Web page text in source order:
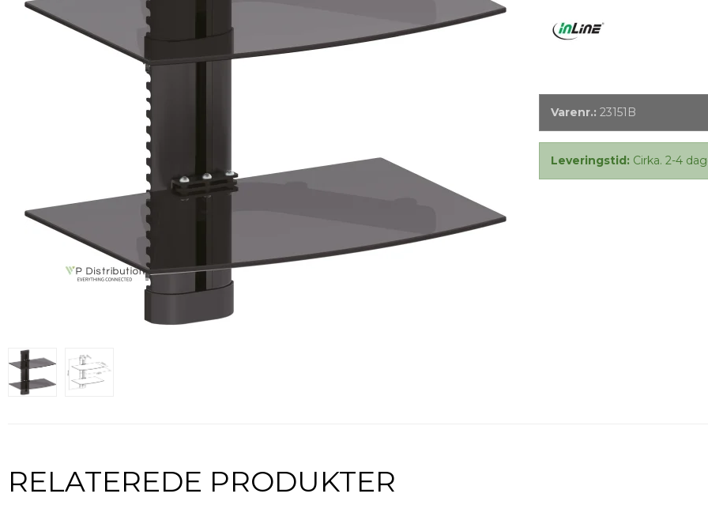
Varenr.: 23151B
Leveringstid: Cirka. 2-4
RELATEREDE PRODUKTER